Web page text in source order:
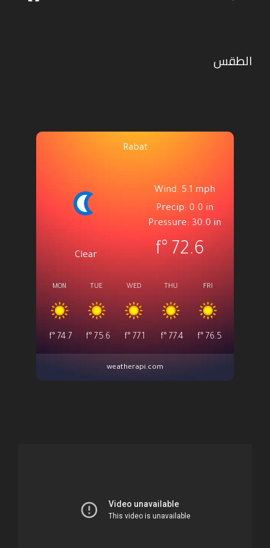
الطقس
Rabat
Clear
Wind: 5.1 mph
Precip: 0.0 in
Pressure: 30.0 in
72.6
°f
MON
74.7
°f
TUE
75.6
°f
WED
77.1
°f
THU
77.4
°f
FRI
76.5
°f
weatherapi.com